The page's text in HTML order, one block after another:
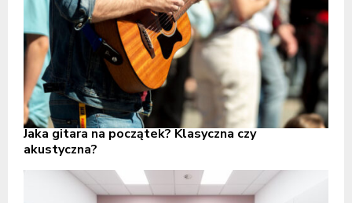
Jaka gitara na początek? Klasyczna czy
akustyczna?